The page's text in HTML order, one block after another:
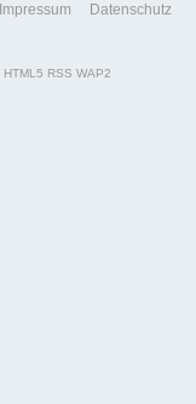
Impressum Datenschutz
HTML5 RSS WAP2